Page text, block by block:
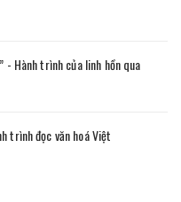
- Hành trình của linh hồn qua
trình đọc văn hoá Việt